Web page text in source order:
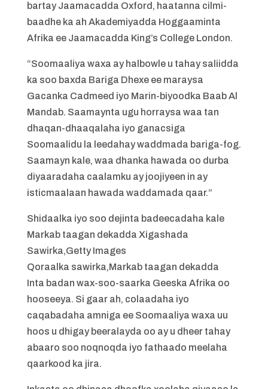
bartay Jaamacadda Oxford, haatanna cilmi-
baadhe ka ah Akademiyadda Hoggaaminta
Afrika ee Jaamacadda King’s College London.
“Soomaaliya waxa ay halbowle u tahay saliidda
ka soo baxda Bariga Dhexe ee maraysa
Gacanka Cadmeed iyo Marin-biyoodka Baab Al
Mandab. Saamaynta ugu horraysa waa tan
dhaqan-dhaaqalaha iyo ganacsiga
Soomaalidu la leedahay waddmada bariga-fog.
Saamayn kale, waa dhanka hawada oo durba
diyaaradaha caalamku ay joojiyeen in ay
isticmaalaan hawada waddamada qaar.”
Shidaalka iyo soo dejinta badeecadaha kale
Markab taagan dekadda Xigashada
Sawirka,Getty Images
Qoraalka sawirka,Markab taagan dekadda
Inta badan wax-soo-saarka Geeska Afrika oo
hooseeya. Si gaar ah, colaadaha iyo
caqabadaha amniga ee Soomaaliya waxa uu
hoos u dhigay beeralayda oo ay u dheer tahay
abaaro soo noqnoqda iyo fathaado meelaha
qaarkood ka jira.